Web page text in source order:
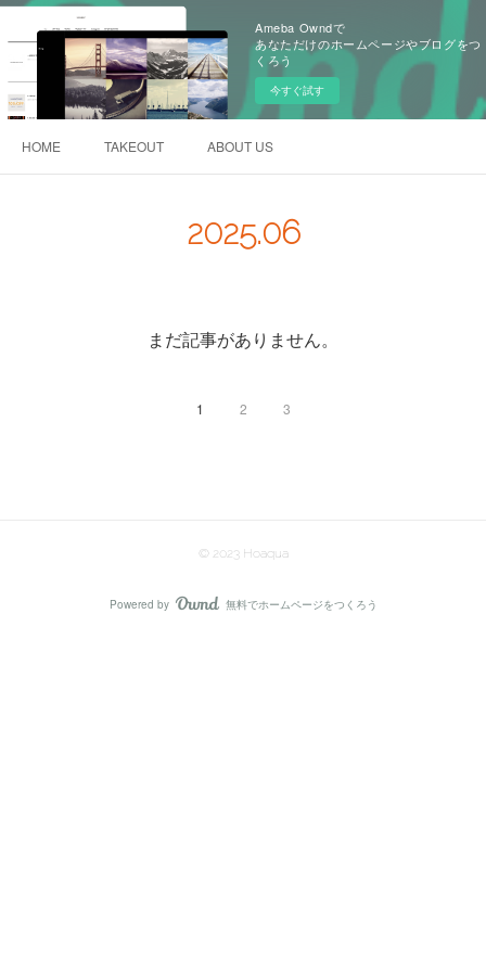
Ameba Owndで
あなただけのホームページやブログをつ
くろう
今すぐ試す
HOME TAKEOUT ABOUT US
2025.06
まだ記事がありません。
1 2 3
© 2023 Hoaqua
Powered by AmebaOwnd
無料でホームページをつくろう